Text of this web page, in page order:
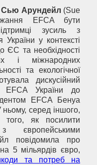
Сью Арундейл (Sue
EFCA бути
зусиль з
України у контексті
ЄС та необхідності
і міжнародних
та екологічної
дискусійний
EFCA України до
EFCA Бенуа
серед іншого,
того, як посилити
європейськими
повідомила про
5 мільярдів євро,
та потреб на